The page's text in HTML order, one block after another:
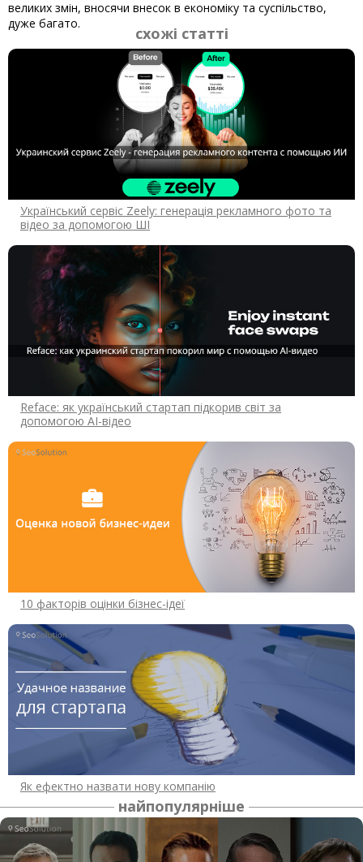
великих змін, вносячи внесок в економіку та суспільство,
дуже багато.
схожі статті
Український сервіс Zeely: генерація рекламного фото та
відео за допомогою ШІ
Reface: як український стартап підкорив світ за
допомогою AI-відео
10 факторів оцінки бізнес-ідеї
Як ефектно назвати нову компанію
найпопулярніше